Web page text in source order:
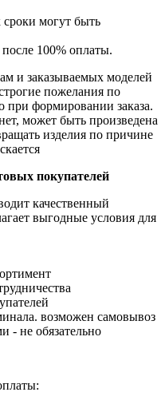
сроки могут быть
после 100% оплаты.
и заказываемых моделей
пожелания по
при формировании заказа.
может быть произведена
изделия по причине
покупателей
качественный
выгодные условия для
возможен самовывоз
- не обязательно